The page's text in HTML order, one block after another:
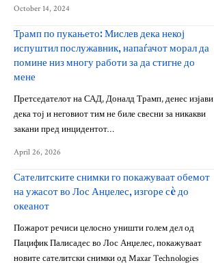
October 14, 2024
Трамп по пукањето: Мислев дека некој
испуштил послужавник, напаѓачот морал да
помине низ многу работи за да стигне до
мене
Претседателот на САД, Доналд Трамп, денес изјави
дека тој и неговиот тим не биле свесни за никакви
закани пред инцидентот…
April 26, 2026
Сателитските снимки го покажуваат обемот
на ужасот во Лос Анџелес, изгоре сè до
океанот
Пожарот речиси целосно уништи голем дел од
Пацифик Палисадес во Лос Анџелес, покажуваат
новите сателитски снимки од Maxar Technologies